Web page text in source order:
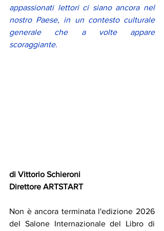
appassionati lettori ci siano ancora nel
nostro Paese, in un contesto culturale
generale che a volte appare
scoraggiante.
di Vittorio Schieroni
Direttore ARTSTART
Non è ancora terminata l'edizione 2026
del Salone Internazionale del Libro di